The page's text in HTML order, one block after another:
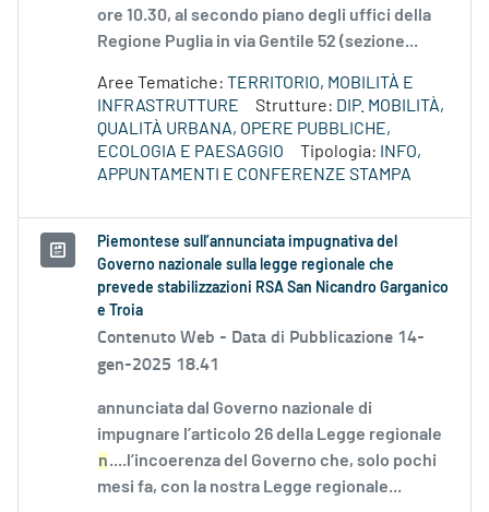
ore 10.30, al secondo piano degli uffici della
Regione Puglia in via Gentile 52 (sezione...
Aree Tematiche: TERRITORIO, MOBILITÀ E
INFRASTRUTTURE
Strutture: DIP. MOBILITÀ,
QUALITÀ URBANA, OPERE PUBBLICHE,
ECOLOGIA E PAESAGGIO
Tipologia:
INFO,
APPUNTAMENTI E CONFERENZE STAMPA
Piemontese sull’annunciata impugnativa del
Governo nazionale sulla legge regionale che
prevede stabilizzazioni RSA San Nicandro Garganico
e Troia
Contenuto Web - Data di Pubblicazione 14-
gen-2025 18.41
annunciata dal Governo nazionale di
impugnare l’articolo 26 della Legge regionale
n....l’incoerenza del Governo che, solo pochi
mesi fa, con la nostra Legge regionale...